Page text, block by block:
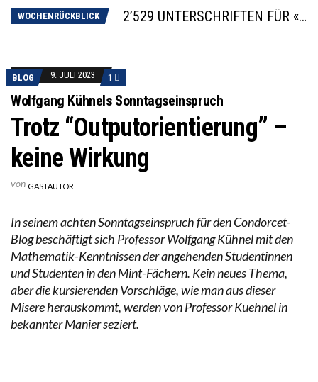
WOCHENRÜCKBLICK
ICH WILL MEHR EVIDENZ UND WILL WISSEN, WAS ALL DIE INVESTITIONEN BRINGEN
DER US-ÖKONOM WALLACE OATES: FÖDERALISMUS IM BILDUNGSBEREICH
BLOG 9. JULI 2023 1
Wolfgang Kühnels Sonntagseinspruch
Trotz “Outputorientierung” –
keine Wirkung
von GASTAUTOR
In seinem achten Sonntagseinspruch für den Condorcet-
Blog beschäftigt sich Professor Wolfgang Kühnel mit den
Mathematik-Kenntnissen der angehenden Studentinnen
und Studenten in den Mint-Fächern. Kein neues Thema,
aber die kursierenden Vorschläge, wie man aus dieser
Misere herauskommt, werden von Professor Kuehnel in
bekannter Manier seziert.